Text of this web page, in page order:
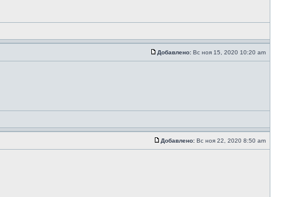
Добавлено: Вс ноя 15, 2020 10:20 am
Добавлено: Вс ноя 22, 2020 8:50 am